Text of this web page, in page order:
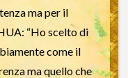
ma per il
“Ho scelto di
come il
ma quello che